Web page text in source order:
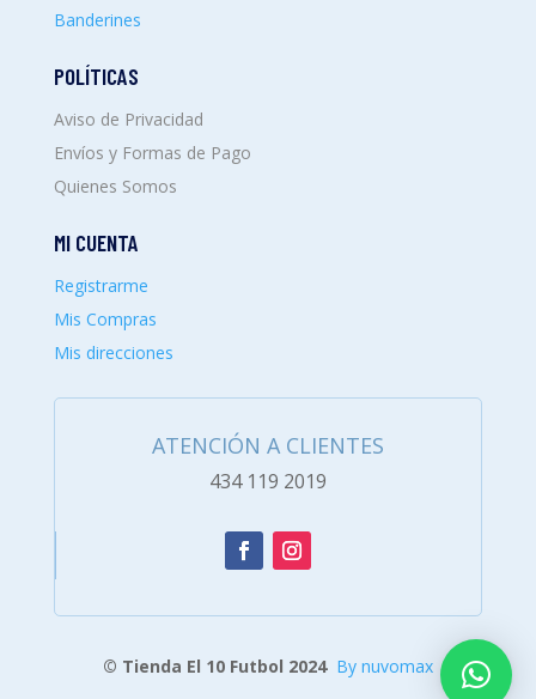
Banderines
POLÍTICAS
Aviso de Privacidad
Envíos y Formas de Pago
Quienes Somos
MI CUENTA
Registrarme
Mis Compras
Mis direcciones
ATENCIÓN A CLIENTES
434 119 2019
© Tienda El 10 Futbol 2024 By nuvomax